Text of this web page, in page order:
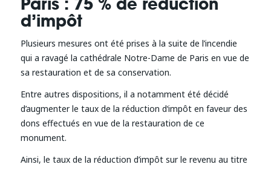
d’impôt
Plusieurs mesures ont été prises à la suite de l’incendie
qui a ravagé la cathédrale Notre-Dame de Paris en vue de
sa restauration et de sa conservation.
Entre autres dispositions, il a notamment été décidé
d’augmenter le taux de la réduction d‘impôt en faveur des
dons effectués en vue de la restauration de ce
monument.
Ainsi, le taux de la réduction d’impôt sur le revenu au titre